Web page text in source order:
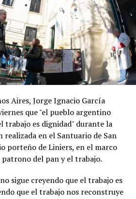
Aires, Jorge Ignacio García
que "el pueblo argentino
trabajo es dignidad" durante la
en el Santuario de San
porteño de Liniers, en el marco
patrono del pan y el trabajo.
sigue creyendo que el trabajo es
que el trabajo nos reconstruye